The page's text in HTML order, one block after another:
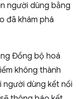
người dùng bằng
đã khám phá
Đồng bộ hoá
không thành
người dùng kết nối